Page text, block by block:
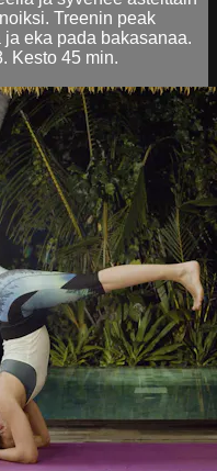
Treenin peak
eka pada bakasanaa.
Kesto 45 min.